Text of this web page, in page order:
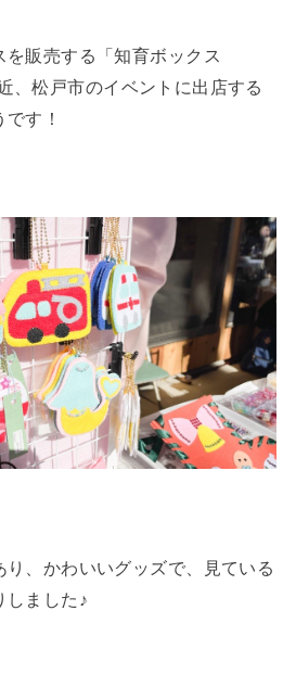
販売する「知育ボックス
、松戸市のイベントに出店する
す！
り、かわいいグッズで、見ている
しました♪